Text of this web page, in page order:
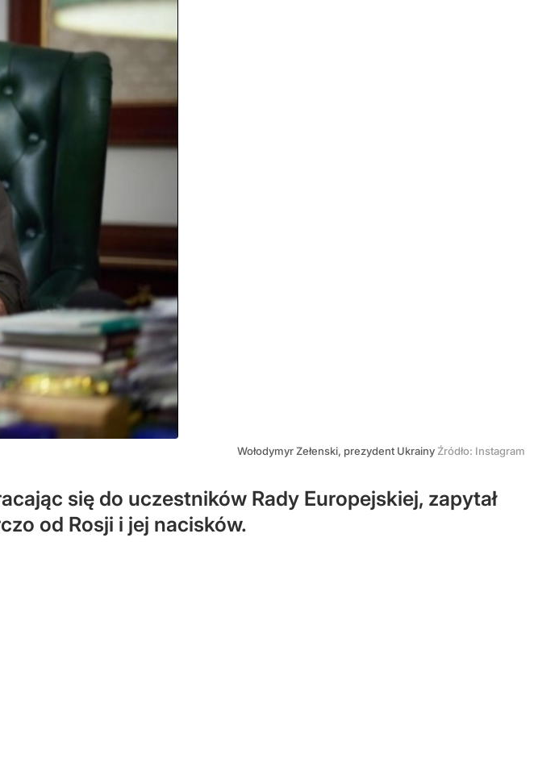
Wołodymyr Zełenski, prezydent Ukrainy Źródło: Instagram
się do uczestników Rady Europejskiej, zapytał
od Rosji i jej nacisków.